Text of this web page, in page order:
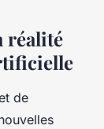
réalité
de